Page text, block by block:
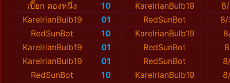
เปี๊ยก ตองหนึ่ง
10 KarelrianBulb19
KarelrianBulb19
01 RedSunBot
8/
RedSunBot
10 KarelrianBulb19
KarelrianBulb19
01 RedSunBot
KarelrianBulb19
01 RedSunBot
RedSunBot
10 KarelrianBulb19